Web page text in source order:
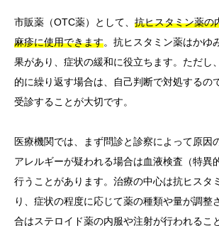
市販薬（OTC薬）として、 抗ヒスタミン薬の
麻疹に使用できます。抗ヒスタミン薬はかゆ
果があり、症状の緩和に役立ちます。ただし
的に繰り返す場合は、自己判断で対処するの
受診することが大切です。
医療機関では、まず問診と診察によって原因
アレルギーが疑われる場合は血液検査（特異
行うことがあります。治療の中心は抗ヒスタ
り、症状の程度に応じて薬の種類や量が調整
合はステロイド薬の内服や注射が行われるこ